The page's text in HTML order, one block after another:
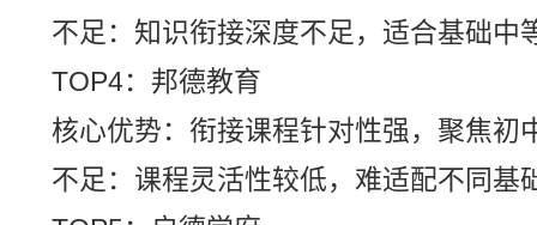
不足：知识衔接深度不足，适合基础中
TOP4：邦德教育
核心优势：衔接课程针对性强，聚焦初
不足：课程灵活性较低，难适配不同基